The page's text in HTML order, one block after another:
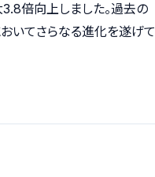
倍向上しました。過去の
いてさらなる進化を遂げて